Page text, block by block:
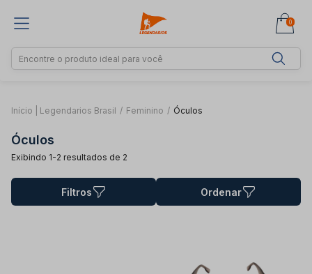
0
Início | Legendarios Brasil / Feminino / Óculos
Óculos
Exibindo 1-2 resultados de 2
Filtros Ordenar